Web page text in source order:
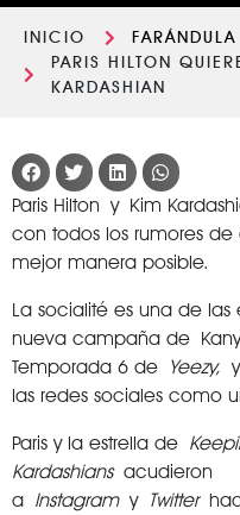
INICIO
FARÁNDULA
PARIS HILTON
KARDASHIAN
Paris Hilton y Kim
con todos los rumores
mejor manera posible.
La socialité es una de las
nueva campaña de
Temporada 6 de Yeezy,
las redes sociales como
Paris y la estrella de
Kardashiansacudieron
a Instagramy Twitter